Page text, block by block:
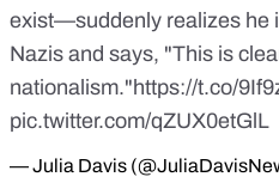
exist—suddenly realizes he
Nazis and says, "This is
nationalism."https://t.co/
pic.twitter.com/qZUX0etGlL
— Julia Davis